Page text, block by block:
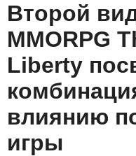
Второй
MMORPG
Liberty
влиянию
игры